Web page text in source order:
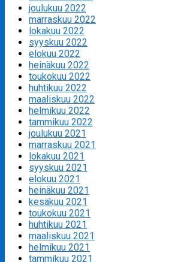
joulukuu 2022
marraskuu 2022
lokakuu 2022
syyskuu 2022
elokuu 2022
heinäkuu 2022
toukokuu 2022
huhtikuu 2022
maaliskuu 2022
helmikuu 2022
tammikuu 2022
joulukuu 2021
marraskuu 2021
lokakuu 2021
syyskuu 2021
elokuu 2021
heinäkuu 2021
kesäkuu 2021
toukokuu 2021
huhtikuu 2021
maaliskuu 2021
helmikuu 2021
tammikuu 2021